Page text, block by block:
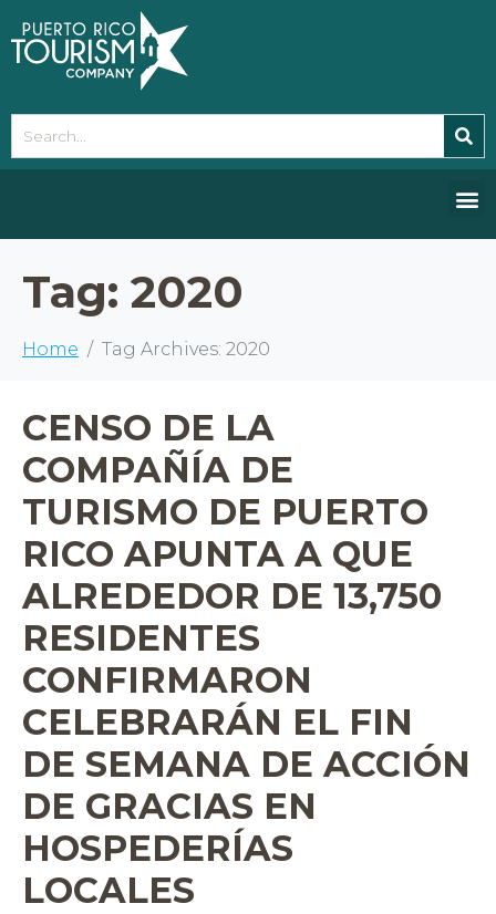
note:
This
website
accessibility
Tag: 2020
Home Tag Archives: 2020
CENSO DE LA
COMPAÑÍA DE
TURISMO DE PUERTO
RICO APUNTA A QUE
ALREDEDOR DE 13,750
RESIDENTES
CONFIRMARON
CELEBRARÁN EL FIN
DE SEMANA DE ACCIÓN
DE GRACIAS EN
HOSPEDERÍAS
LOCALES